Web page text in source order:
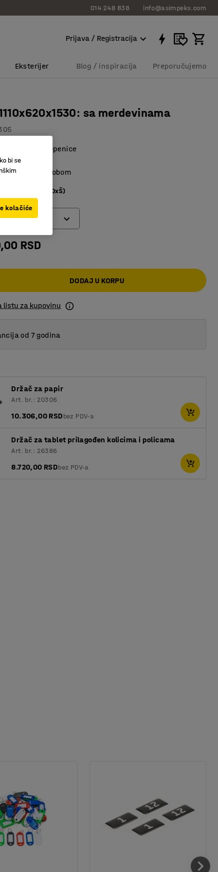
014 248 838 info@asimpeks.com
Prijava / Registracija
Eksterijer Blog / inspiracija Preporučujemo
sa merdevinama
- stepenice
polica.
sa većom robom
prostora (DxŠ)
RSD
DODAJ U KORPU
listu za kupovinu
od 7 godina
Držač za papir
Art. br.: 20306
10.306,00 RSDbez PDV-a
Držač za tablet prilagođen kolicima i policama
Art. br.: 26386
8.720,00 RSDbez PDV-a
bi se
kolačiće